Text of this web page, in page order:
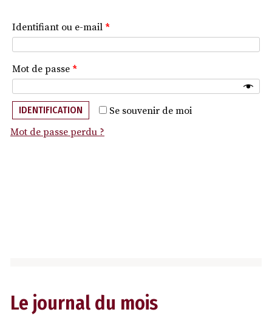
Identifiant ou e-mail *
Mot de passe *
Se souvenir de moi
IDENTIFICATION
Mot de passe perdu ?
Le journal du mois